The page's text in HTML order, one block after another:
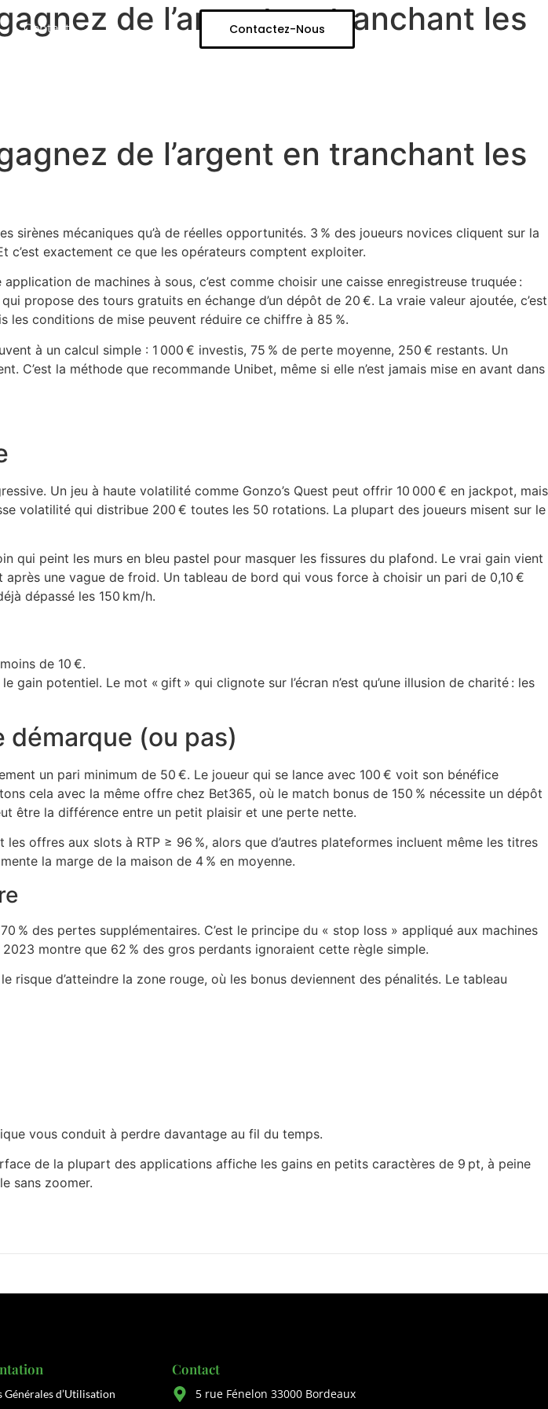
Contact Contactez-Nous
de l’argent en tranchant les
de l’argent en tranchant les
sirènes mécaniques qu’à de réelles opportunités. 3 % des joueurs novices cliquent sur la
c’est exactement ce que les opérateurs comptent exploiter.
de machines à sous, c’est comme choisir une caisse enregistreuse truquée :
propose des tours gratuits en échange d’un dépôt de 20 €. La vraie valeur ajoutée, c’est
conditions de mise peuvent réduire ce chiffre à 85 %.
à un calcul simple : 1 000 € investis, 75 % de perte moyenne, 250 € restants. Un
la méthode que recommande Unibet, même si elle n’est jamais mise en avant dans
Un jeu à haute volatilité comme Gonzo’s Quest peut offrir 10 000 € en jackpot, mais
volatilité qui distribue 200 € toutes les 50 rotations. La plupart des joueurs misent sur le
qui peint les murs en bleu pastel pour masquer les fissures du plafond. Le vrai gain vient
une vague de froid. Un tableau de bord qui vous force à choisir un pari de 0,10 €
dépassé les 150 km/h.
de 10 €.
potentiel. Le mot « gift » qui clignote sur l’écran n’est qu’une illusion de charité : les
démarque (ou pas)
un pari minimum de 50 €. Le joueur qui se lance avec 100 € voit son bénéfice
cela avec la même offre chez Bet365, où le match bonus de 150 % nécessite un dépôt
être la différence entre un petit plaisir et une perte nette.
offres aux slots à RTP ≥ 96 %, alors que d’autres plateformes incluent même les titres
la marge de la maison de 4 % en moyenne.
% des pertes supplémentaires. C’est le principe du « stop loss » appliqué aux machines
montre que 62 % des gros perdants ignoraient cette règle simple.
d’atteindre la zone rouge, où les bonus deviennent des pénalités. Le tableau
vous conduit à perdre davantage au fil du temps.
de la plupart des applications affiche les gains en petits caractères de 9 pt, à peine
sans zoomer.
d’Utilisation
Contact
5 rue Fénelon 33000 Bordeaux